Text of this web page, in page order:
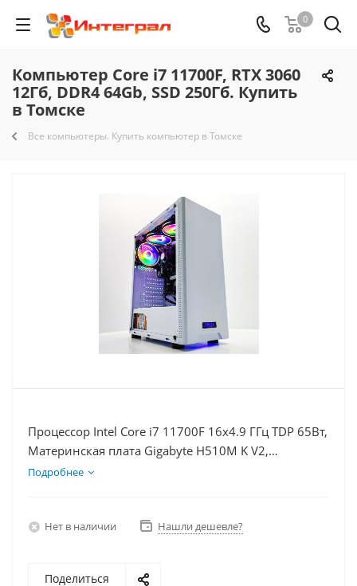
0
Компьютер Core i7 11700F, RTX 3060
12Гб, DDR4 64Gb, SSD 250Гб. Купить
в Томске
Все компьютеры. Купить компьютер в Томске
Процессор Intel Core i7 11700F 16x4.9 ГГц TDP 65Вт,
Материнская плата Gigabyte H510M K V2,
Видеокарта RTX 3060 12Гб, Память DDR4 64Gb,
Подробнее
Нет в наличии Нашли дешевле?
Поделиться